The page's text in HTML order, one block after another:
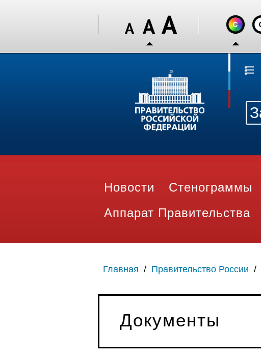
Новости Стенограммы
Аппарат Правительства
Главная / Правительство России /
Документы